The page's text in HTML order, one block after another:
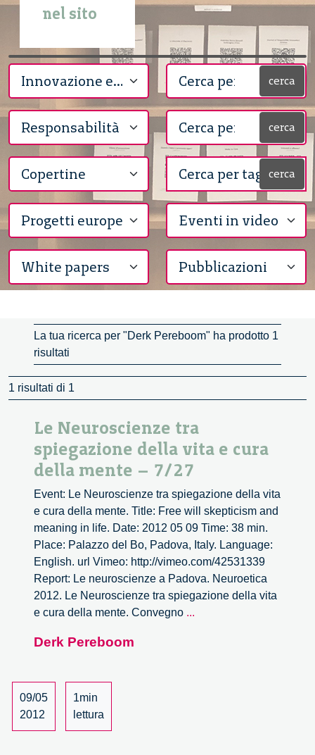
nel sito
cerca
cerca
cerca
La tua ricerca per "Derk Pereboom" ha prodotto 1
risultati
1 risultati di 1
Le Neuroscienze tra
spiegazione della vita e cura
della mente – 7/27
Event: Le Neuroscienze tra spiegazione della vita
e cura della mente. Title: Free will skepticism and
meaning in life. Date: 2012 05 09 Time: 38 min.
Place: Palazzo del Bo, Padova, Italy. Language:
English. url Vimeo: http://vimeo.com/42531339
Report: Le neuroscienze a Padova. Neuroetica
2012. Le Neuroscienze tra spiegazione della vita
e cura della mente. Convegno ...
Derk Pereboom
09/05
2012
1min
lettura